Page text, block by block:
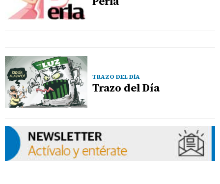
TRAZO DEL DÍA
Trazo del Día